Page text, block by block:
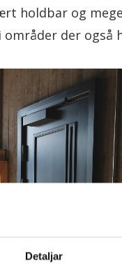
Detaljar
holdbar og
der også